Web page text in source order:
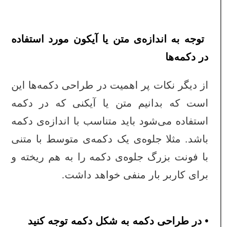
‌ توجه به اندازه‌ی متن یا آیکون مورد استفاده
در دکمه‌ها
از دیگر نکات پر اهمیت در طراحی دکمه‌ها این
است که بدانیم متن یا آیکنی که در دکمه
استفاده می‌شود باید متناسب با اندازه‌ی دکمه
باشد. مثلا جلوه‌ی یک دکمه‌ی متوسط با متنی
با فونت بزرگ جلوه‌ی دکمه را به هم ریخته و
برای کاربر بار منفی خواهد داشت.
• در طراحی دکمه به شکل دکمه توجه کنید